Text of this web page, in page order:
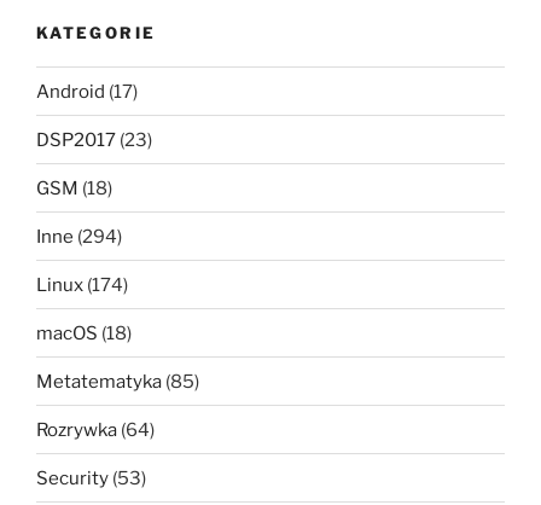
KATEGORIE
Android (17)
DSP2017 (23)
GSM (18)
Inne (294)
Linux (174)
macOS (18)
Metatematyka (85)
Rozrywka (64)
Security (53)